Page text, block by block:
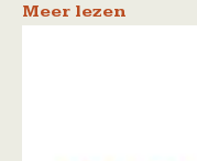
Meer lezen